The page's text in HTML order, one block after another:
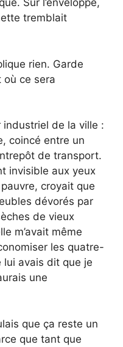
Sur l’enveloppe,
tremblait
rien. Garde
où ce sera
de la ville :
coincé entre un
de transport.
invisible aux yeux
croyait que
dévorés par
de vieux
m’avait même
les quatre-
lui avais dit que je
une
que ça reste un
que tant que